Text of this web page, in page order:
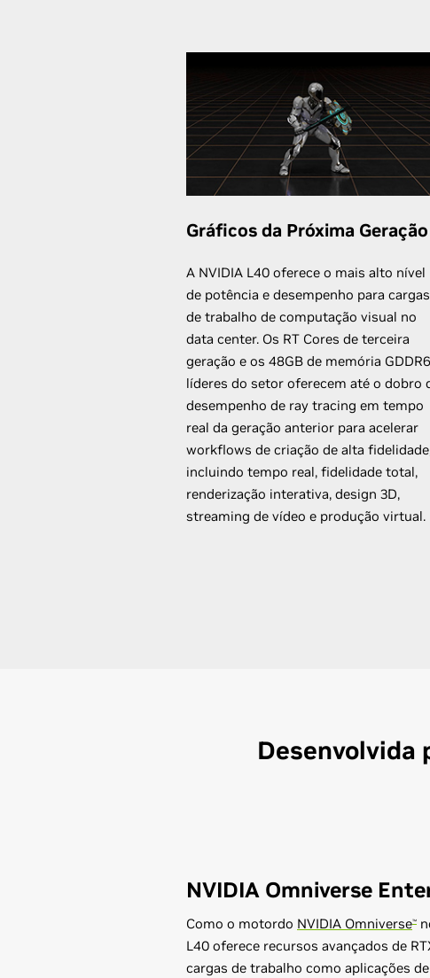
Gráficos da Próxima Geração
A NVIDIA L40 oferece o mais alto nível
de potência e desempenho para cargas
de trabalho de computação visual no
data center. Os RT Cores de terceira
geração e os 48GB de memória GDDR6
líderes do setor oferecem até o dobro
desempenho de ray tracing em tempo
real da geração anterior para acelerar
workflows de criação de alta
incluindo tempo real, fidelidade total,
renderização interativa, design 3D,
streaming de vídeo e produção virtual.
Desenvolvida
NVIDIA Omniverse
Como o motordo NVIDIA Omniverse™
L40 oferece recursos avançados de
cargas de trabalho como aplicações